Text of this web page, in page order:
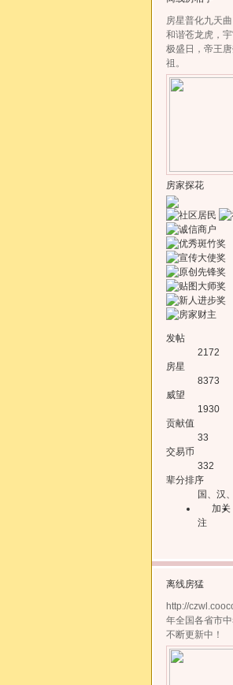
房星普化九天
和谐苍龙虎，
极盛日，帝王
祖。
房家探花
发帖
2172
房星
8373
威望
1930
贡献值
33
交易币
332
辈分排序
国、汉
加关
注
离线房猛
http://
年全国各省市
不断更新中！